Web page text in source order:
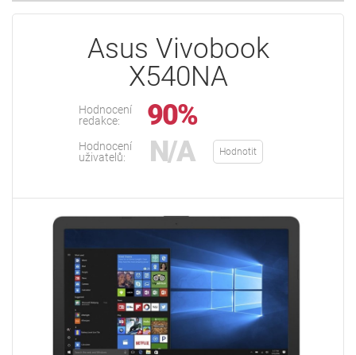
Asus Vivobook
X540NA
Hodnocení
redakce:
90%
Hodnocení
uživatelů:
N/A Hodnotit